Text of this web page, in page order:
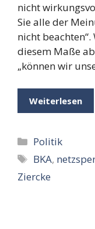
nicht
Sie alle der
nicht
diesem Maße
„können wir
Weiterlesen
Kategorien
Politik
Schlagwörter
BKA,
Ziercke